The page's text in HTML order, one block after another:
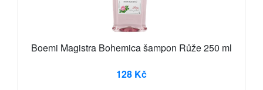
Boemi Magistra Bohemica šampon Růže 250 ml
128 Kč